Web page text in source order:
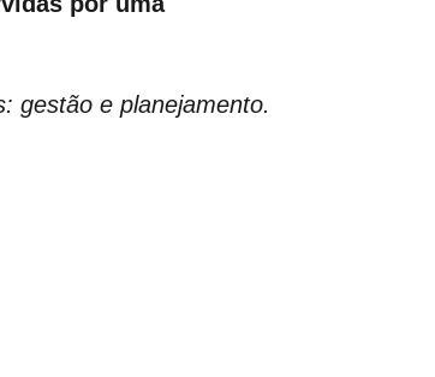
gestão e planejamento.